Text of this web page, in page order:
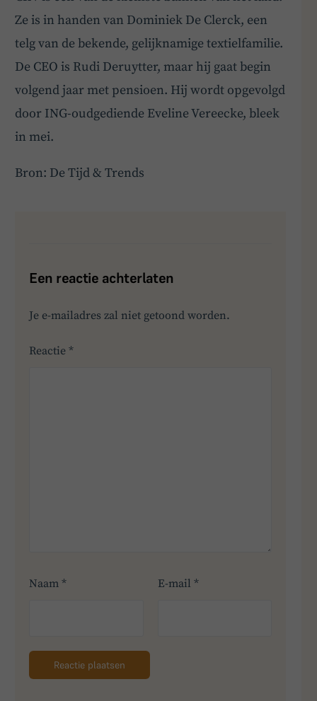
Ze is in handen van Dominiek De Clerck, een
telg van de bekende, gelijknamige textielfamilie.
De CEO is Rudi Deruytter, maar hij gaat begin
volgend jaar met pensioen. Hij wordt opgevolgd
door ING-oudgediende Eveline Vereecke, bleek
in mei.
Bron: De Tijd & Trends
Een reactie achterlaten
Je e-mailadres zal niet getoond worden.
Reactie*
Naam* E-mail *